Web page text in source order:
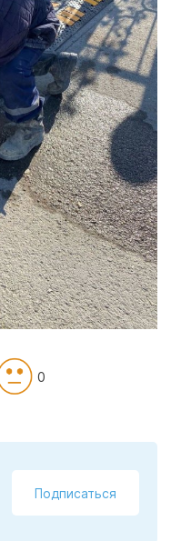
0
Подписаться